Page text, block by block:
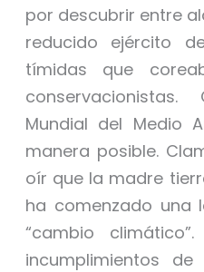
por descubrir entre
reducido ejército
tímidas que
Mundial del Medio
manera posible.
oír que la madre
ha comenzado una
“cambio
incumplimientos